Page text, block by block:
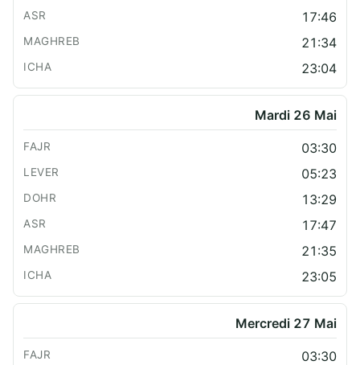
17:46
21:34
23:04
Mardi 26 Mai
03:30
05:23
13:29
17:47
21:35
23:05
Mercredi 27 Mai
03:30